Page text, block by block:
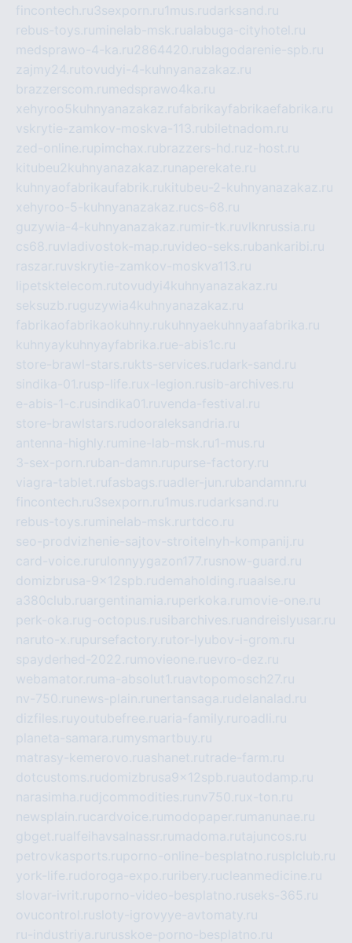
fincontech.ru3sexporn.ru1mus.rudarksand.ru
rebus-toys.ru minelab-msk.rualabuga-cityhotel.ru
medsprawo-4-ka.ru2864420.rublagodarenie-spb.ru
zajmy24.rutovudyi-4-kuhnyanazakaz.ru
brazzerscom.ru medsprawo4ka.ru
xehyroo5kuhnyanazakaz.rufabrikayfabrikaefabrika.ru
vskrytie-zamkov-moskva-113.rubiletnadom.ru
zed-online.rupimchax.rubrazzers-hd.ruz-host.ru
kitubeu2kuhnyanazakaz.ru naperekate.ru
kuhnyaofabrikaufabrik.rukitubeu-2-kuhnyanazakaz.ru
xehyroo-5-kuhnyanazakaz.rucs-68.ru
guzywia-4-kuhnyanazakaz.ru mir-tk.ruvlknrussia.ru
cs68.ruvladivostok-map.ruvideo-seks.rubankaribi.ru
raszar.ruvskrytie-zamkov-moskva113.ru
lipetsktelecom.rutovudyi4kuhnyanazakaz.ru
seksuzb.ruguzywia4kuhnyanazakaz.ru
fabrikaofabrikaokuhny.rukuhnyaekuhnyaafabrika.ru
kuhnyaykuhnyayfabrika.rue-abis1c.ru
store-brawl-stars.rukts-services.rudark-sand.ru
sindika-01.rusp-life.rux-legion.rusib-archives.ru
e-abis-1-c.rusindika01.ruvenda-festival.ru
store-brawlstars.rudooraleksandria.ru
antenna-highly.ru mine-lab-msk.ru1-mus.ru
3-sex-porn.ruban-damn.rupurse-factory.ru
viagra-tablet.rufasbags.ruadler-jun.rubandamn.ru
fincontech.ru3sexporn.ru1mus.rudarksand.ru
rebus-toys.ru minelab-msk.ru rtdco.ru
seo-prodvizhenie-sajtov-stroitelnyh-kompanij.ru
card-voice.ru rulonnyygazon177.rusnow-guard.ru
domizbrusa-9x12spb.rudemaholding.ruaalse.ru
a380club.ruargentinamia.ruperkoka.ru movie-one.ru
perk-oka.rug-octopus.rusibarchives.ruandreislyusar.ru
naruto-x.rupursefactory.rutor-lyubov-i-grom.ru
spayderhed-2022.ru movieone.ruevro-dez.ru
webamator.ru ma-absolut1.ruavtopomosch27.ru
nv-750.ru news-plain.ru nertansaga.rudelanalad.ru
dizfiles.ruyoutubefree.ruaria-family.ru roadli.ru
planeta-samara.ru mysmartbuy.ru
matrasy-kemerovo.ruashanet.rutrade-farm.ru
dotcustoms.rudomizbrusa9x12spb.ruautodamp.ru
narasimha.rudjcommodities.ru nv750.rux-ton.ru
newsplain.rucardvoice.ru modopaper.ru manunae.ru
gbget.rualfeihavsalnassr.ru madoma.rutajuncos.ru
petrovkasports.ruporno-online-besplatno.rusplclub.ru
york-life.rudoroga-expo.ru ribery.rucleanmedicine.ru
slovar-ivrit.ruporno-video-besplatno.ruseks-365.ru
ovucontrol.rusloty-igrovyye-avtomaty.ru
ru-industriya.ru russkoe-porno-besplatno.ru